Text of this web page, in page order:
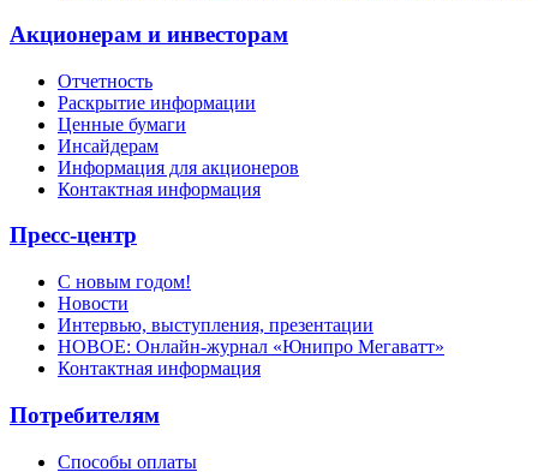
Акционерам и инвесторам
Отчетность
Раскрытие информации
Ценные бумаги
Инсайдерам
Информация для акционеров
Контактная информация
Пресс-центр
С новым годом!
Новости
Интервью, выступления, презентации
НОВОЕ: Онлайн-журнал «Юнипро Мегаватт»
Контактная информация
Потребителям
Способы оплаты